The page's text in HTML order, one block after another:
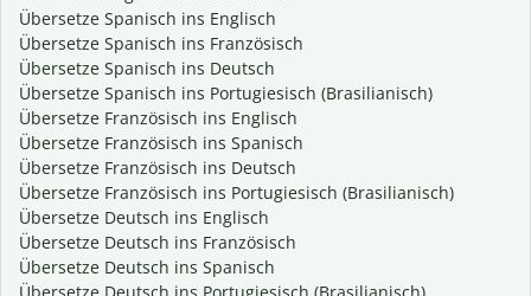
Übersetze Spanisch ins Englisch
Übersetze Spanisch ins Französisch
Übersetze Spanisch ins Deutsch
Übersetze Spanisch ins Portugiesisch (Brasilianisch)
Übersetze Französisch ins Englisch
Übersetze Französisch ins Spanisch
Übersetze Französisch ins Deutsch
Übersetze Französisch ins Portugiesisch (Brasilianisch)
Übersetze Deutsch ins Englisch
Übersetze Deutsch ins Französisch
Übersetze Deutsch ins Spanisch